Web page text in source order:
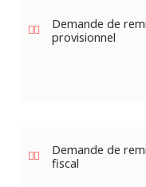
Demande de
provisionnel
Demande de
fiscal